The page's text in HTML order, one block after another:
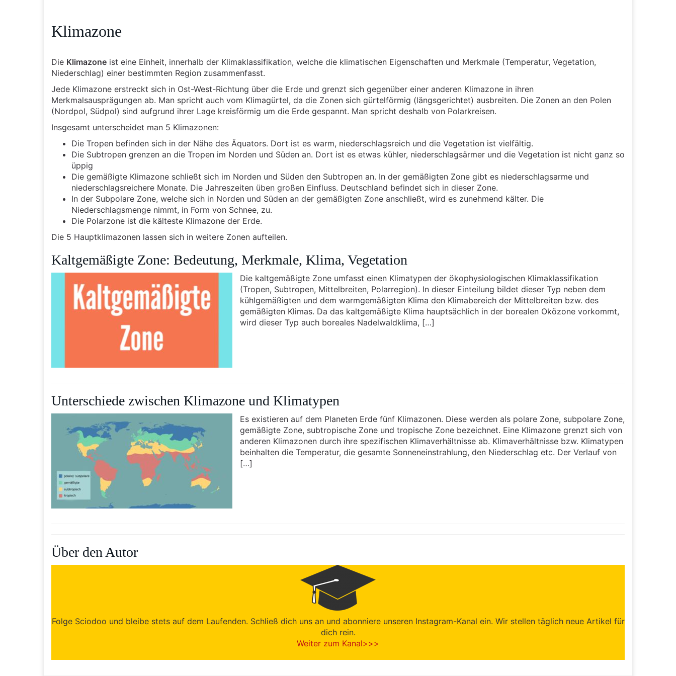
Klimazone
Die Klimazone ist eine Einheit, innerhalb der Klimaklassifikation, welche die klimatischen Eigenschaften und Merkmale (Temperatur, Vegetation,
Niederschlag) einer bestimmten Region zusammenfasst.
Jede Klimazone erstreckt sich in Ost-West-Richtung über die Erde und grenzt sich gegenüber einer anderen Klimazone in ihren
Merkmalsausprägungen ab. Man spricht auch vom Klimagürtel, da die Zonen sich gürtelförmig (längsgerichtet) ausbreiten. Die Zonen an den Polen
(Nordpol, Südpol) sind aufgrund ihrer Lage kreisförmig um die Erde gespannt. Man spricht deshalb von Polarkreisen.
Insgesamt unterscheidet man 5 Klimazonen:
Die Tropen befinden sich in der Nähe des Äquators. Dort ist es warm, niederschlagsreich und die Vegetation ist vielfältig.
Die Subtropen grenzen an die Tropen im Norden und Süden an. Dort ist es etwas kühler, niederschlagsärmer und die Vegetation ist nicht ganz so
üppig
Die gemäßigte Klimazone schließt sich im Norden und Süden den Subtropen an. In der gemäßigten Zone gibt es niederschlagsarme und
niederschlagsreichere Monate. Die Jahreszeiten üben großen Einfluss. Deutschland befindet sich in dieser Zone.
In der Subpolare Zone, welche sich in Norden und Süden an der gemäßigten Zone anschließt, wird es zunehmend kälter. Die
Niederschlagsmenge nimmt, in Form von Schnee, zu.
Die Polarzone ist die kälteste Klimazone der Erde.
Die 5 Hauptklimazonen lassen sich in weitere Zonen aufteilen.
Kaltgemäßigte Zone: Bedeutung, Merkmale, Klima, Vegetation
Die kaltgemäßigte Zone umfasst einen Klimatypen der ökophysiologischen Klimaklassifikation
(Tropen, Subtropen, Mittelbreiten, Polarregion). In dieser Einteilung bildet dieser Typ neben dem
kühlgemäßigten und dem warmgemäßigten Klima den Klimabereich der Mittelbreiten bzw. des
gemäßigten Klimas. Da das kaltgemäßigte Klima hauptsächlich in der borealen Oközone vorkommt,
wird dieser Typ auch boreales Nadelwaldklima, […]
Unterschiede zwischen Klimazone und Klimatypen
Es existieren auf dem Planeten Erde fünf Klimazonen. Diese werden als polare Zone, subpolare Zone,
gemäßigte Zone, subtropische Zone und tropische Zone bezeichnet. Eine Klimazone grenzt sich von
anderen Klimazonen durch ihre spezifischen Klimaverhältnisse ab. Klimaverhältnisse bzw. Klimatypen
beinhalten die Temperatur, die gesamte Sonneneinstrahlung, den Niederschlag etc. Der Verlauf von
[…]
Über den Autor
Folge Sciodoo und bleibe stets auf dem Laufenden. Schließ dich uns an und abonniere unseren Instagram-Kanal ein. Wir stellen täglich neue Artikel für
dich rein.
Weiter zum Kanal>>>